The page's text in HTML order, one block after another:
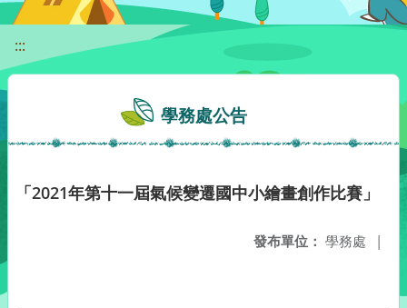
:::
學務處公告
「2021年第十一屆氣候變遷國中小繪畫創作比賽」
發布單位： 學務處 |